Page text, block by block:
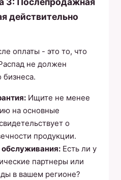
действительно
оплаты - это то, что
не должен
бизнеса.
Ищите не менее
на основные
о
продукции.
обслуживания: Есть ли у
партнеры или
в вашем регионе?